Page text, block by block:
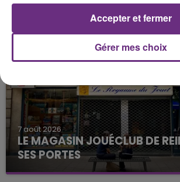
TOUJOURS À L'ARRÊT
Cela fait déjà une semaine que la
nucléaire ardennaise est à l'arrêt.
justifiée par la sécheresse intense
présente.
7 août 2026
LE MAGASIN JOUÉCLUB DE
SES PORTES
C'était l'une des institutions du
Gérer mes choix
Accepter et fermer